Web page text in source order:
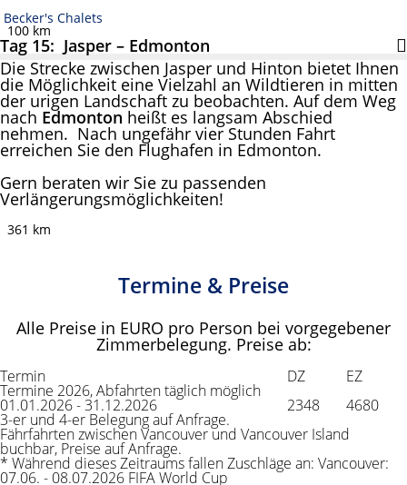
Becker's Chalets
100 km
Tag 15: Jasper – Edmonton
Die Strecke zwischen Jasper und Hinton bietet Ihnen
die Möglichkeit eine Vielzahl an Wildtieren in mitten
der urigen Landschaft zu beobachten. Auf dem Weg
nach Edmonton heißt es langsam Abschied
nehmen. Nach ungefähr vier Stunden Fahrt
erreichen Sie den Flughafen in Edmonton.
Gern beraten wir Sie zu passenden
Verlängerungsmöglichkeiten!
361 km
Termine & Preise
Alle Preise in EURO pro Person bei vorgegebener
Zimmerbelegung. Preise ab:
Termin DZ EZ
Termine 2026, Abfahrten täglich möglich
01.01.2026 - 31.12.2026 2348 4680
3-er und 4-er Belegung auf Anfrage.
Fährfahrten zwischen Vancouver und Vancouver Island
buchbar, Preise auf Anfrage.
* Während dieses Zeitraums fallen Zuschläge an: Vancouver:
07.06. - 08.07.2026 FIFA World Cup